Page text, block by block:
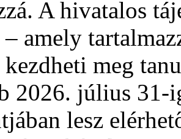
A hivatalos
– amely
kezdheti meg
2026. július
lesz